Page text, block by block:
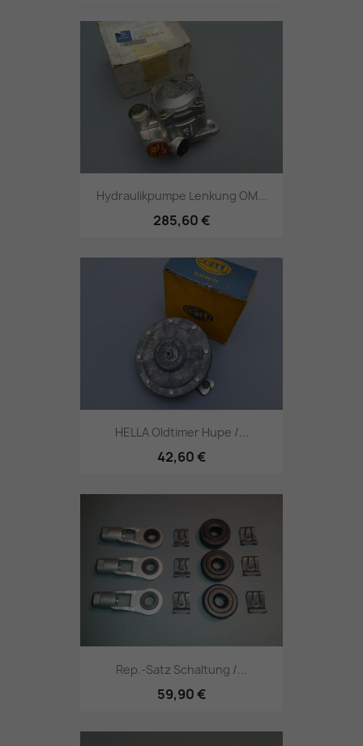
Hydraulikpumpe Lenkung OM...
285,60 €
HELLA Oldtimer Hupe /...
42,60 €
Rep.-Satz Schaltung /...
59,90 €